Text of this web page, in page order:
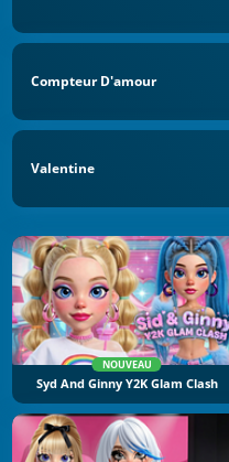
Compteur D'amour
Valentine
NOUVEAU
Syd And Ginny Y2K Glam Clash